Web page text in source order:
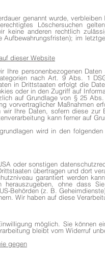
genannt wurde, verbleiben
Löschersuchen
keine anderen rechtlich
im
dieser Website
Ihre personenbezogenen
nach Art. 9 Abs. 1
in Drittstaaten erfolgt die
oder in den Zugriff auf
auf Grundlage von § 25
vorvertraglicher Maßnahmen
Ihre Daten, sofern diese zur
kann ferner auf
wird in den
oder sonstigen
übertragen und dort
garantiert werden
herauszugeben, ohne dass
Behörden (z. B.
Wir haben auf diese
möglich. Sie können
bleibt vom Widerruf
gegen